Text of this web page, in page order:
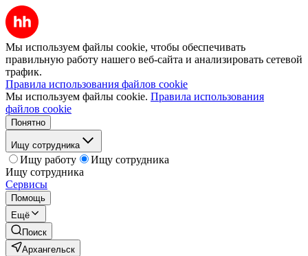
Мы используем файлы cookie, чтобы обеспечивать
правильную работу нашего веб-сайта и анализировать сетевой
трафик.
Правила использования файлов cookie
Мы используем файлы cookie. Правила использования
файлов cookie
Понятно
Ищу сотрудника
Ищу работу
Ищу сотрудника
Ищу сотрудника
Сервисы
Помощь
Ещё
Поиск
Архангельск